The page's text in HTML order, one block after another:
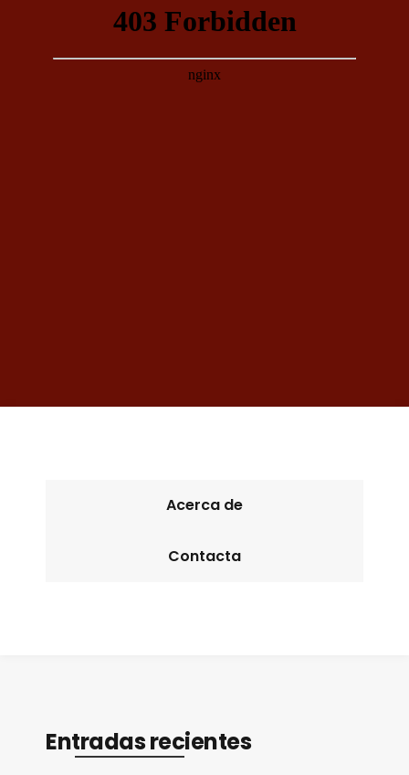
Acerca de
Contacta
Entradas recientes